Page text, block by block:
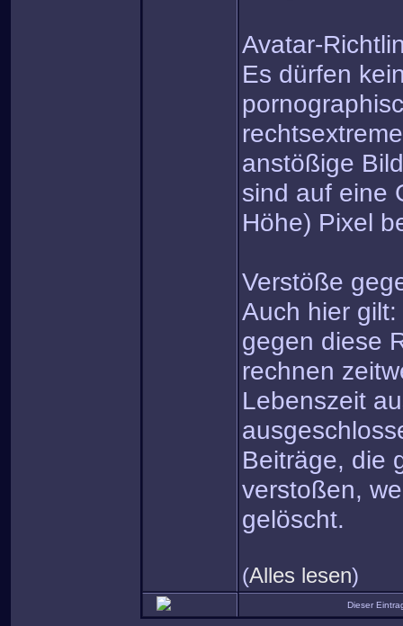
Avatar-
Es dürfen
anstößige
sind auf eine
Höhe) Pixel
Verstöße
Auch hier
gegen diese
rechnen
Lebenszeit
Beiträge, die
verstoßen,
gelöscht.
(Alles lesen)
Dieser